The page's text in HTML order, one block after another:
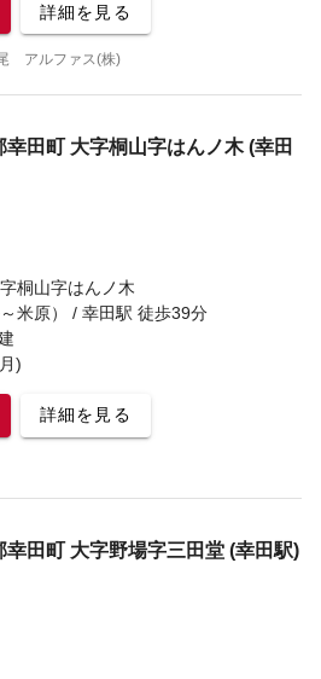
詳細を見る
アルファス(株)
幸田町 大字桐山字はんノ木 (幸田
桐山字はんノ木
米原） / 幸田駅 徒歩39分
)
詳細を見る
幸田町 大字野場字三田堂 (幸田駅)